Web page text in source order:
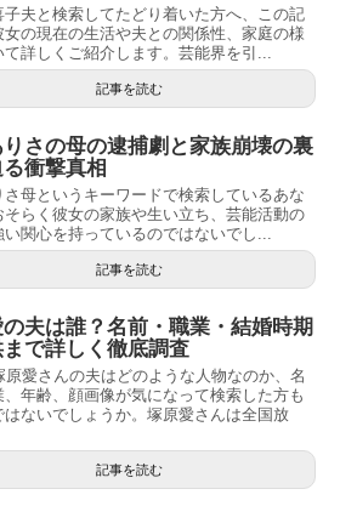
子夫と検索してたどり着いた方へ、この記
女の現在の生活や夫との関係性、家庭の様
詳しくご紹介します。芸能界を引...
記事を読む
さの母の逮捕劇と家族崩壊の裏
衝撃真相
さ母というキーワードで検索しているあな
そらく彼女の家族や生い立ち、芸能活動の
い関心を持っているのではないでし...
記事を読む
夫は誰？名前・職業・結婚時期
で詳しく徹底調査
原愛さんの夫はどのような人物なのか、名
、年齢、顔画像が気になって検索した方も
はないでしょうか。塚原愛さんは全国放
記事を読む